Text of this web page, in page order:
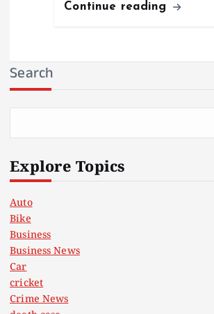
Continue reading
Search
Explore Topics
Auto
Bike
Business
Business News
Car
cricket
Crime News